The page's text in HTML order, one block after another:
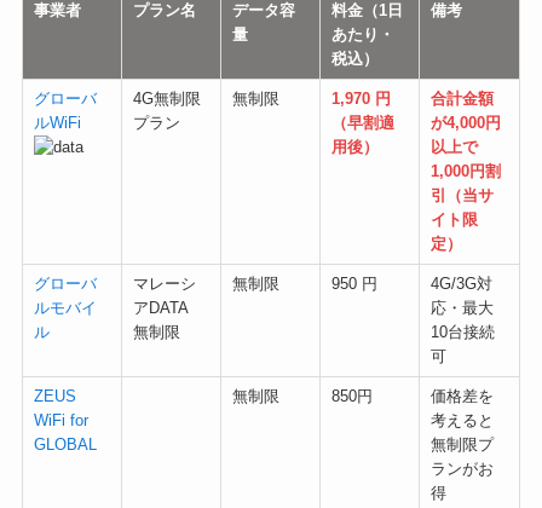
事業者 プラン名
データ容
量
料金（1日
あたり・
税込）
備考
グローバ
ルWiFi
4G無制限
プラン
無制限
1,970 円
（早割適
用後）
合計金額
が4,000円
以上で
1,000円割
引（当サ
イト限
定）
グローバ
ルモバイ
ル
マレーシ
アDATA
無制限
無制限 950 円
4G/3G対
応・最大
10台接続
可
ZEUS
WiFi for
GLOBAL
無制限 850円
価格差を
考えると
無制限プ
ランがお
得